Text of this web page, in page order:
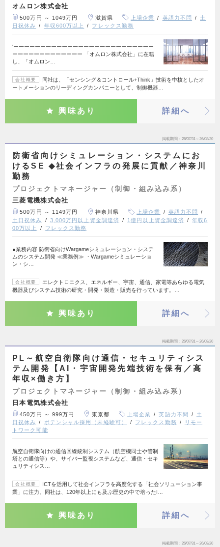
オムロン株式会社
500万円 ～ 1049万円 滋賀県 上場企業 英語力不問
土
日祝休み
年収600万以上 フレックス勤務
'ーーーーーーーーーーーーーーーーーーーーーーーーーー
ーーーーーーーーーーーーー 「オムロン株式会社」に在籍
し、「オムロン…
会社概要
同社は、「センシング＆コントロール+Think」技術を中核としたオ
ートメーションのリーディングカンパニーとして、制御機器…
興味あり 詳細へ
掲載期間 26/07/31～26/08/20
防衛省向けシミュレーション・システムにお
けるSE ◆社会インフラの発展に貢献／神奈川
勤務
プロジェクトマネージャー（制御・組み込み系）
三菱電機株式会社
500万円 ～ 1149万円 神奈川県 上場企業
英語力不問
土日祝休み
3,000万円以上資金調達済 1億円以上資金調達済
年収6
00万以上
フレックス勤務
●業務内容 防衛省向けWargameシミュレーション・システ
ムのシステム開発 ≪業務例≫ ・Wargameシミュレーショ
ン・シ…
会社概要
エレクトロニクス、エネルギー、宇宙、通信、家電等あらゆる電気
機器及びシステム技術の研究・開発・製造・販売を行っています。…
興味あり 詳細へ
掲載期間 26/07/31～26/08/20
PL～航空自衛隊向け通信・セキュリティシス
テム開発【AI・宇宙開発先端技術を保有／高
年収×働き方】
プロジェクトマネージャー（制御・組み込み系）
日本電気株式会社
450万円 ～ 999万円 東京都 上場企業 英語力不問
土
日祝休み
ポテンシャル採用（未経験可） フレックス勤務
リモー
トワーク可能
航空自衛隊向けの通信回線統制システム（航空機同士や管制
塔との通信等）や、サイバー監視システムなど、通信・セキ
ュリティシス…
会社概要
ICTを活用して社会インフラを高度化する「社会ソリューション事
業」に注力。同社は、120年以上にも及ぶ歴史の中で培ったI…
興味あり 詳細へ
掲載期間 26/07/31～26/08/20